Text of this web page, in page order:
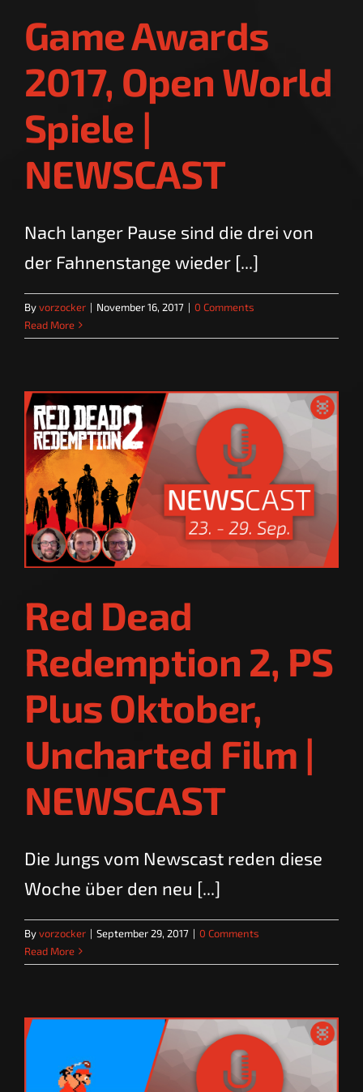
Game Awards
2017, Open World
Spiele |
NEWSCAST
Nach langer Pause sind die drei von
der Fahnenstange wieder [...]
Byvorzocker | November 16, 2017 | 0 Comments
Read More
Red Dead
Redemption 2, PS
Plus Oktober,
Uncharted Film |
NEWSCAST
Die Jungs vom Newscast reden diese
Woche über den neu [...]
Byvorzocker | September 29, 2017 | 0 Comments
Read More